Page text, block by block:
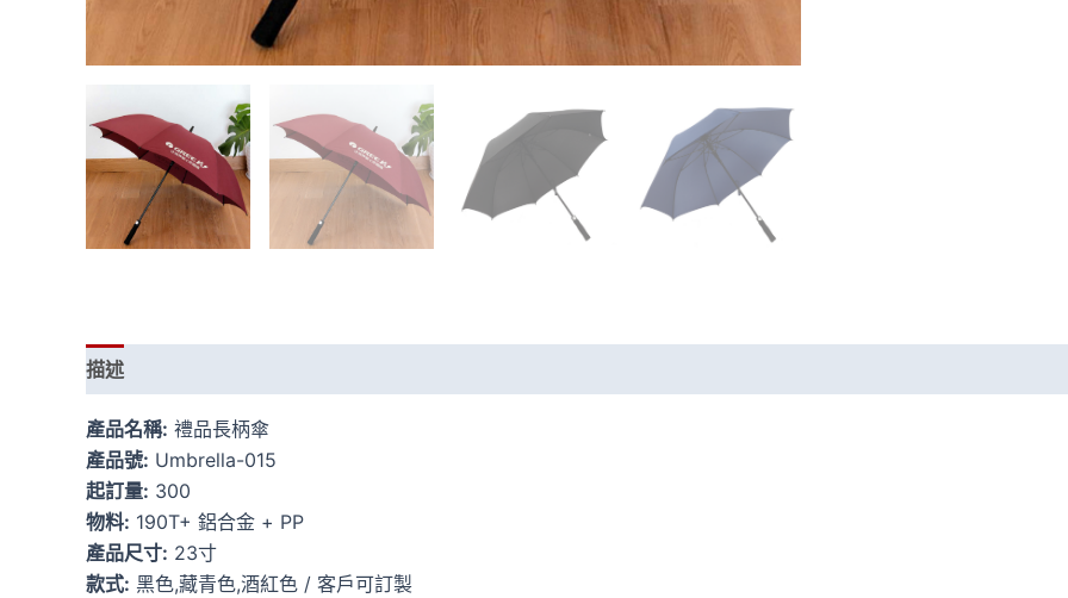
描述
產品名稱: 禮品長柄傘
產品號: Umbrella-015
起訂量: 300
物料: 190T+ 鋁合金 + PP
產品尺寸: 23寸
款式: 黑色,藏青色,酒紅色 / 客戶可訂製